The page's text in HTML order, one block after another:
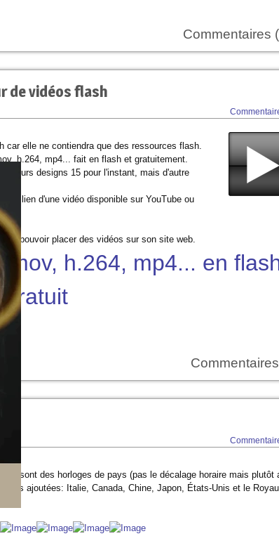
Commentaires
de vidéos flash
car elle ne contiendra que des ressources flash.
h.264, mp4... fait en flash et gratuitement.
designs 15 pour l'instant, mais d'autre
un lien d'une vidéo disponible sur YouTube ou
pouvoir placer des vidéos sur son site web.
mov, h.264, mp4... en
gratuit
ce sont des horloges de pays (pas le décalage horaire mais plutôt
étés ajoutées: Italie, Canada, Chine, Japon, États-Unis et le